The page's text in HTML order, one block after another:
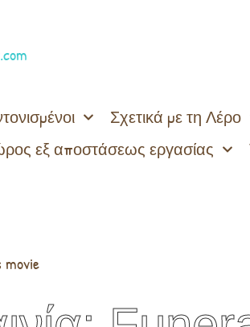
Σχετικά με τη Λέρο
εξ αποστάσεως εργασίας